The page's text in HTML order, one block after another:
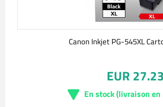
Canon Inkjet PG-545XL
EUR 27.23
En stock (livraison